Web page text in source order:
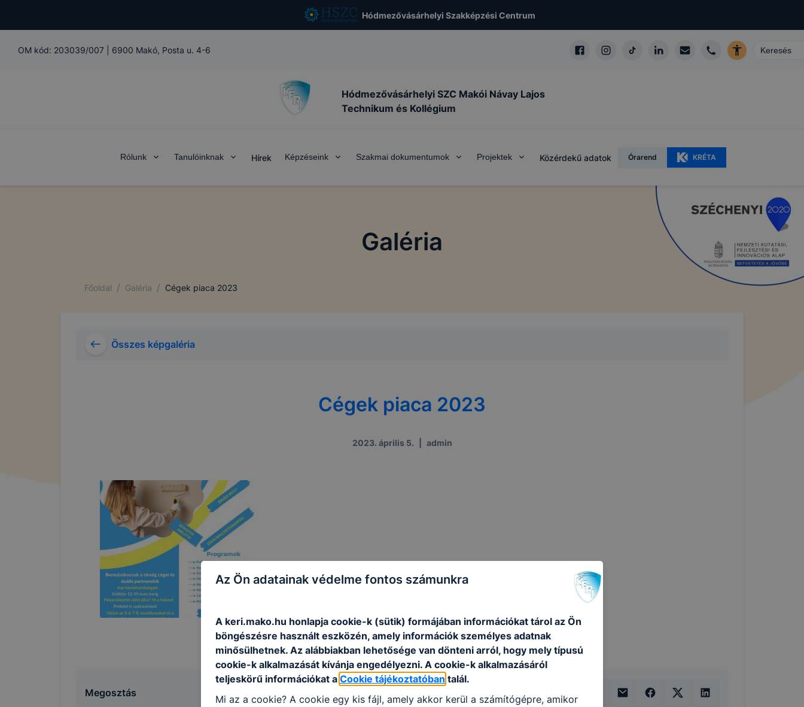
Hódmezővásárhelyi Szakképzési Centrum
OM kód: 203039/007 6900 Makó, Posta u. 4-6
Hódmezővásárhelyi SZC Makói Návay Lajos
Technikum és Kollégium
Rólunk Tanulóinknak Hírek Képzéseink Szakmai dokumentumok Projektek Közérdekű adatok Órarend KRÉTA
Galéria
Főoldal / Galéria / Cégek piaca 2023
Összes képgaléria
Cégek piaca 2023
2023. április 5. admin
Megosztás
Az Ön adatainak védelme fontos számunkra
A keri.mako.hu honlapja cookie-k (sütik) formájában információkat tárol az Ön
böngészésre használt eszközén, amely információk személyes adatnak
minősülhetnek. Az alábbiakban lehetősége van dönteni arról, hogy mely típusú
cookie-k alkalmazását kívánja engedélyezni. A cookie-k alkalmazásáról
teljeskörű információkat a Cookie tájékoztatóban talál.
Mi az a cookie? A cookie egy kis fájl, amely akkor kerül a számítógépre, amikor